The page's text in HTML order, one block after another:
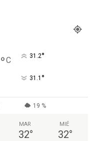
°C 31.2°
31.1 °
19 %
MAR
32°
MIÉ
32°